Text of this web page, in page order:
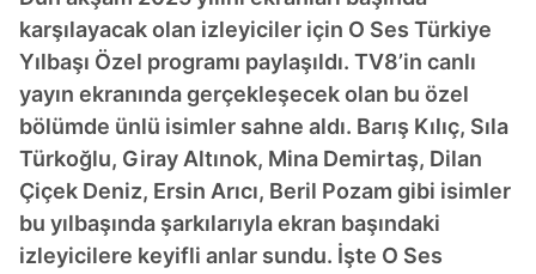
karşılayacak olan izleyiciler için O Ses Türkiye
Yılbaşı Özel programı paylaşıldı. TV8’in canlı
yayın ekranında gerçekleşecek olan bu özel
bölümde ünlü isimler sahne aldı. Barış Kılıç, Sıla
Türkoğlu, Giray Altınok, Mina Demirtaş, Dilan
Çiçek Deniz, Ersin Arıcı, Beril Pozam gibi isimler
bu yılbaşında şarkılarıyla ekran başındaki
izleyicilere keyifli anlar sundu. İşte O Ses